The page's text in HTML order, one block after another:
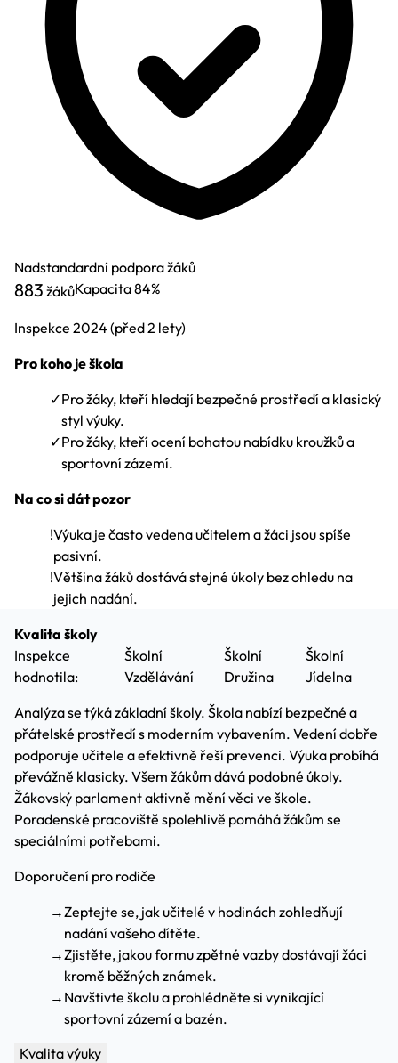
Nadstandardní podpora žáků
883 žákůKapacita84%
Inspekce 2024 (před 2 lety)
Pro koho je škola
✓Pro žáky, kteří hledají bezpečné prostředí a klasický
styl výuky.
✓Pro žáky, kteří ocení bohatou nabídku kroužků a
sportovní zázemí.
Na co si dát pozor
!Výuka je často vedena učitelem a žáci jsou spíše
pasivní.
!Většina žáků dostává stejné úkoly bez ohledu na
jejich nadání.
Kvalita školy
Inspekce
hodnotila:
Školní
Vzdělávání
Školní
Družina
Školní
Jídelna
Analýza se týká základní školy. Škola nabízí bezpečné a
přátelské prostředí s moderním vybavením. Vedení dobře
podporuje učitele a efektivně řeší prevenci. Výuka probíhá
převážně klasicky. Všem žákům dává podobné úkoly.
Žákovský parlament aktivně mění věci ve škole.
Poradenské pracoviště spolehlivě pomáhá žákům se
speciálními potřebami.
Doporučení pro rodiče
→Zeptejte se, jak učitelé v hodinách zohledňují
nadání vašeho dítěte.
→Zjistěte, jakou formu zpětné vazby dostávají žáci
kromě běžných známek.
→ Navštivte školu a prohlédněte si vynikající
sportovní zázemí a bazén.
Kvalita výuky